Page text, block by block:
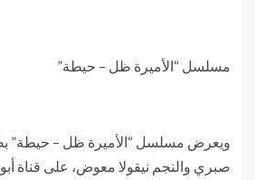
مسلسل “الأميرة ظل – حيطة”
ويعرض مسلسل “الأميرة ظل – حيطة”